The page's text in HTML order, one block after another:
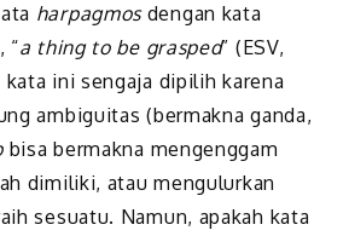
harpagmosdengan kata
“a thing to be grasped” (ESV,
kata ini sengaja dipilih karena
ambiguitas (bermakna ganda,
bisa bermakna mengenggam
dimiliki, atau mengulurkan
sesuatu. Namun, apakah kata